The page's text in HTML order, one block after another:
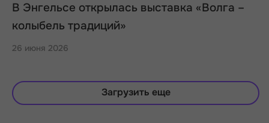
В Энгельсе открылась выставка «Волга –
колыбель традиций»
26 июня 2026
Загрузить еще